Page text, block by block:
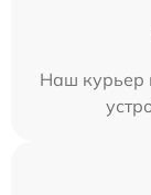
Наш курьер